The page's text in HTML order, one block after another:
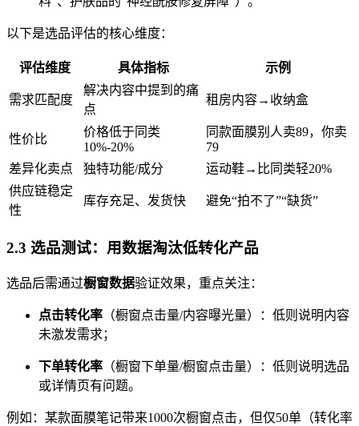
以下是选品评估的核心维度：
评估维度 具体指标 示例
需求匹配度
解决内容中提到的痛
点
租房内容→收纳盒
性价比
价格低于同类
10%-20%
同款面膜别人卖89，你卖
79
差异化卖点
独特功能/成分
运动鞋→比同类轻20%
供应链稳定
性
库存充足、发货快 避免“拍不了”“缺货”
2.3 选品测试：用数据淘汰低转化产品
选品后需通过橱窗数据验证效果，重点关注：
点击转化率 （橱窗点击量/内容曝光量）：低则说明内容
未激发需求；
下单转化率 （橱窗下单量/橱窗点击量）：低则说明选品
或详情页有问题。
例如：某款面膜笔记带来1000次橱窗点击，但仅50单（转化率